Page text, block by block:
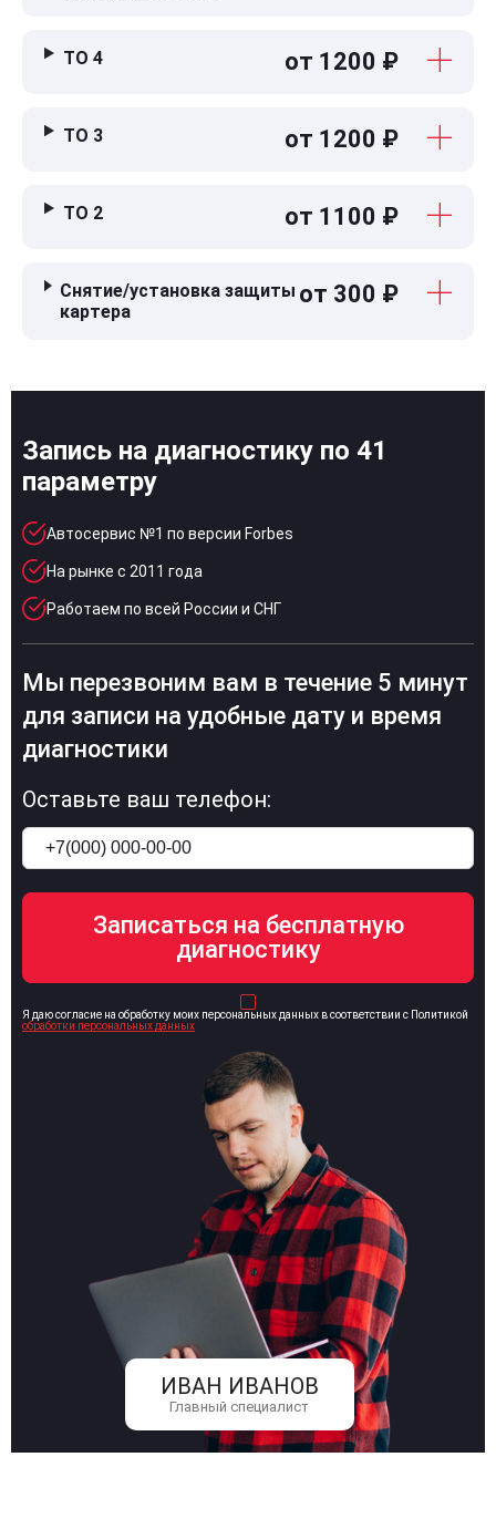
ТО 4 от 1200 ₽
ТО 3 от 1200 ₽
ТО 2 от 1100 ₽
Снятие/установка защиты
картера
от 300 ₽
Запись на диагностику по 41
параметру
Автосервис №1 по версии Forbes
На рынке с 2011 года
Работаем по всей России и СНГ
ИВАН ИВАНОВ
Главный специалист
Мы перезвоним вам в течение 5 минут
для записи на удобные дату и время
диагностики
Оставьте ваш телефон:
Я даю согласие на обработку моих персональных данных в соответствии с Политикой
обработки персональных данных